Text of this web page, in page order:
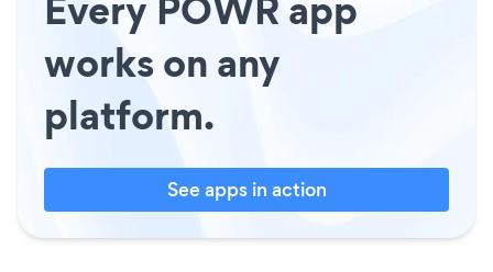
works on any
platform.
See apps in action